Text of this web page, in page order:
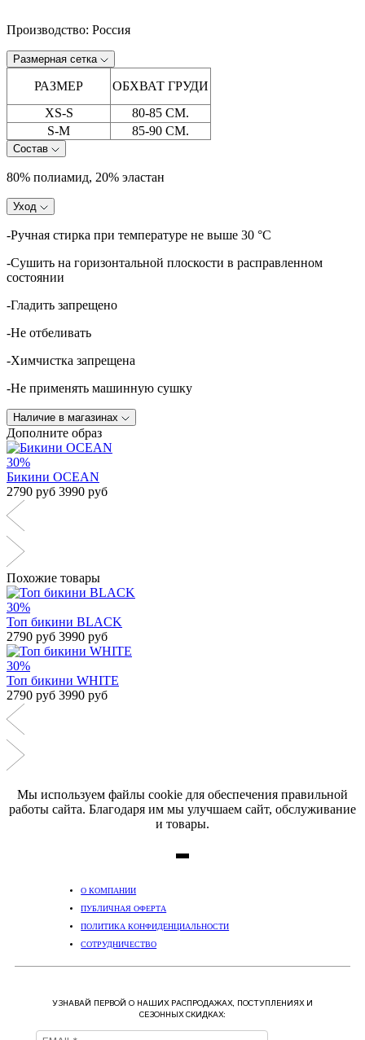
Производство: Россия
Размерная сетка
РАЗМЕР
ОБХВАТ ГРУДИ
XS-S
80-85 СМ.
S-M
85-90 СМ.
Состав
80% полиамид, 20% эластан
Уход
-Ручная стирка при температуре не выше 30 °C
-Сушить на горизонтальной плоскости в расправленном
состоянии
-Гладить запрещено
-Не отбеливать
-Химчистка запрещена
-Не применять машинную сушку
Наличие в магазинах
Дополните образ
30%
Бикини OCEAN
2790 руб 3990 руб
Похожие товары
30%
Топ бикини BLACK
2790 руб 3990 руб
30%
Топ бикини WHITE
2790 руб 3990 руб
Мы используем файлы cookie для обеспечения правильной
работы сайта. Благодаря им мы улучшаем сайт, обслуживание
и товары.
О КОМПАНИИ
ПУБЛИЧНАЯ ОФЕРТА
ПОЛИТИКА КОНФИДЕНЦИАЛЬНОСТИ
СОТРУДНИЧЕСТВО
УЗНАВАЙ ПЕРВОЙ О НАШИХ РАСПРОДАЖАХ, ПОСТУПЛЕНИЯХ И
СЕЗОННЫХ СКИДКАХ: